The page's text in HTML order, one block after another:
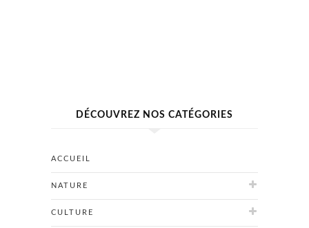
DÉCOUVREZ NOS CATÉGORIES
ACCUEIL
NATURE
CULTURE